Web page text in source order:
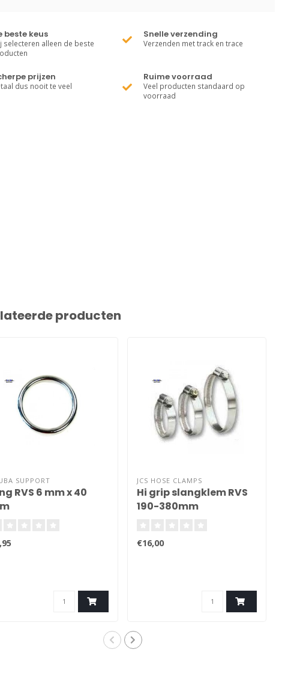
beste keus
selecteren alleen de beste
Snelle verzending
Verzenden met track en trace
prijzen
dus nooit te veel
Ruime voorraad
Veel producten standaard op
voorraad
producten
SUPPORT
RVS 6 mm x 40
JCS HOSE CLAMPS
Hi grip slangklem RVS
190-380mm
€16,00